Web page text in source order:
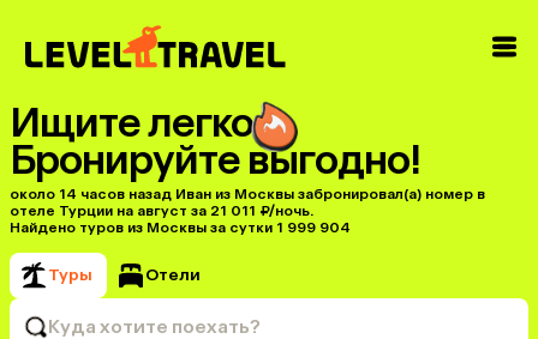
Ищите легко
Бронируйте выгодно!
около 14 часов назад Иван из Москвы забронировал(а) номер в
отеле Турции на август за 21 011 ₽/ночь.
Найдено туров из Москвы за сутки 1 999 904
Туры Отели
Куда хотите поехать?